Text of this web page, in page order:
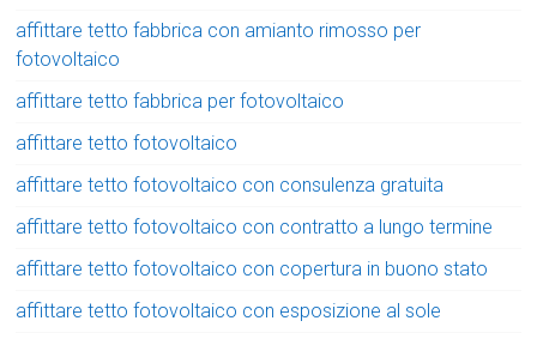
affittare tetto fabbrica con amianto rimosso per
fotovoltaico
affittare tetto fabbrica per fotovoltaico
affittare tetto fotovoltaico
affittare tetto fotovoltaico con consulenza gratuita
affittare tetto fotovoltaico con contratto a lungo termine
affittare tetto fotovoltaico con copertura in buono stato
affittare tetto fotovoltaico con esposizione al sole